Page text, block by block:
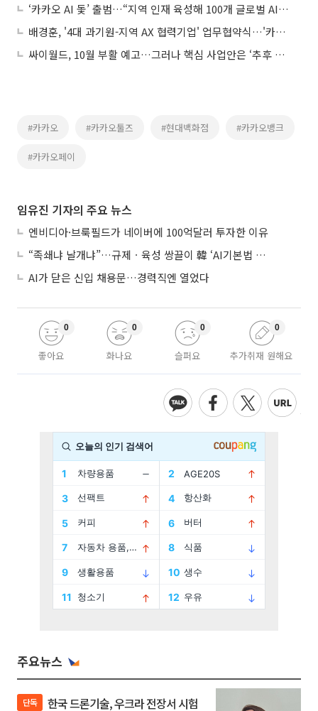
‘카카오 AI 돛’ 출범…“지역 인재 육성해 100개 글로벌 AI 혁신기업 키운다”
배경훈, '4대 과기원-지역 AX 협력기업' 업무협약식…'카카오 AI 돛' 등 500억 투입
싸이월드, 10월 부활 예고…그러나 핵심 사업안은 ‘추후 공개’
#카카오 #카카오툴즈 #현대백화점 #카카오뱅크
#카카오페이
임유진 기자의 주요 뉴스
엔비디아·브룩필드가 네이버에 100억달러 투자한 이유
“족쇄냐 날개냐”…규제ㆍ육성 쌍끌이 韓 ‘AI기본법 개정안’ 오늘 시행
AI가 닫은 신입 채용문…경력직엔 열었다
좋아요
0
화나요
0
슬퍼요
0
추가취재 원해요
0
주요뉴스
단독